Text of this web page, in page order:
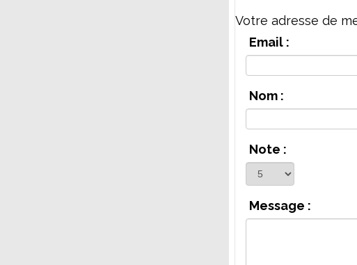
Votre adresse de
Email :
Nom :
Note :
Message :